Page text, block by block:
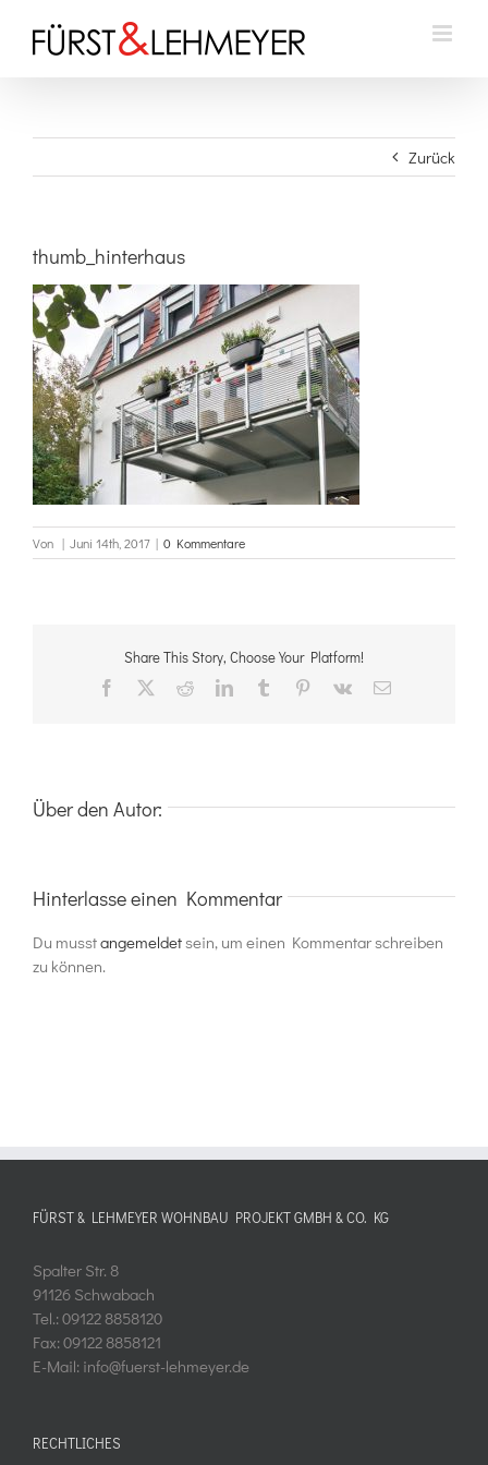
Inhalt
springen
Zurück
thumb_hinterhaus
Von | Juni 14th, 2017 | 0 Kommentare
Share This Story, Choose Your Platform!
Facebook RedditLinkedInTumblr Pinterest
Vk
E-
Über den Autor:
Hinterlasse einen Kommentar
Du musstangemeldetsein, um einen Kommentar schreiben
zu können.
FÜRST & LEHMEYER WOHNBAU PROJEKT GMBH & CO. KG
Spalter Str. 8
91126 Schwabach
Tel.: 09122 8858120
Fax: 09122 8858121
E-Mail: info@fuerst-lehmeyer.de
RECHTLICHES